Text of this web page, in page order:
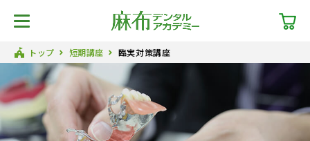
トップ 短期講座 臨実対策講座